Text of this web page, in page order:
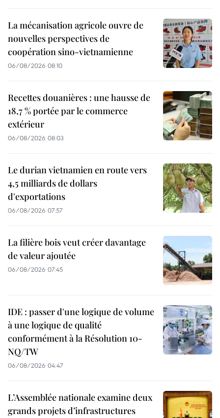
La mécanisation agricole ouvre de
nouvelles perspectives de
coopération sino-vietnamienne
06/08/2026 08:10
Recettes douanières : une hausse de
18,7 % portée par le commerce
extérieur
06/08/2026 08:03
Le durian vietnamien en route vers
4,5 milliards de dollars
d'exportations
06/08/2026 07:57
La filière bois veut créer davantage
de valeur ajoutée
06/08/2026 07:45
IDE : passer d'une logique de volume
à une logique de qualité
conformément à la Résolution 10-
NQ/TW
06/08/2026 04:47
L’Assemblée nationale examine deux
grands projets d’infrastructures